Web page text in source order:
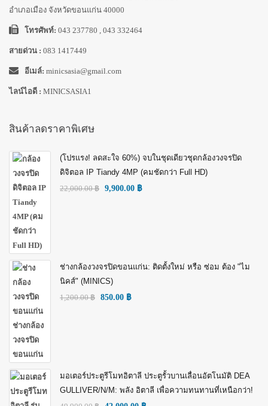
อำเภอเมือง จังหวัดขอนแก่น 40000
โทรศัพท์: 043 237780 , 043 332464
สายด่วน : 083 1417449
อีเมล์: minicsasia@gmail.com
ไลน์ไอดี : MINICSASIA1
สินค้าลดราคาพิเศษ
(โปรแรง! ลดสะใจ 60%) จบในชุดเดียวชุดกล้องวงจรปิด
ดิจิตอล IP Tiandy 4MP (คมชัดกว่า Full HD)
22,000.00฿ 9,900.00 ฿
ช่างกล้องวงจรปิดขอนแก่น: ติดตั้งใหม่ หรือ ซ่อม ต้อง "ไม
นิคส์" (MINICS)
1,200.00฿ 850.00 ฿
มอเตอร์ประตูรีโมทอิตาลี ประตูรั้วบานเลื่อนอัตโนมัติ DEA
GULLIVER/N/M: พลัง อิตาลี เพื่อความทนทานที่เหนือกว่า!